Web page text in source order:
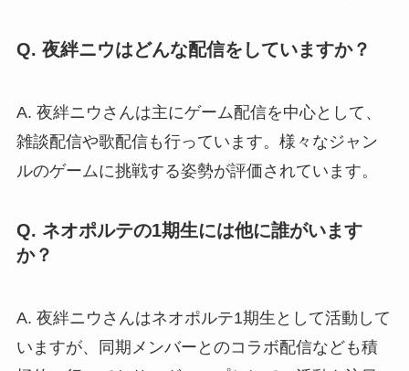
Q. 夜絆ニウはどんな配信をしていますか？
A. 夜絆ニウさんは主にゲーム配信を中心として、
雑談配信や歌配信も行っています。様々なジャン
ルのゲームに挑戦する姿勢が評価されています。
Q. ネオポルテの1期生には他に誰がいます
か？
A. 夜絆ニウさんはネオポルテ1期生として活動して
いますが、同期メンバーとのコラボ配信なども積